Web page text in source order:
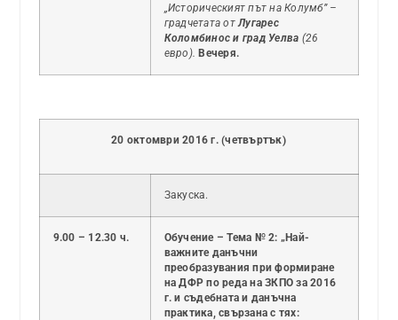
„Историческият път на Колумб” –
градчетата отЛугарес
Коломбинос и град Уелва (26
евро). Вечеря.
20 октомври 2016 г. (четвъртък)
Закуска.
9.00 – 12.30 ч.
Обучение – Тема № 2: „Най-
важните данъчни
преобразувания при формиране
на ДФР по реда на ЗКПО за 2016
г. и съдебната и данъчна
практика, свързана с тях: